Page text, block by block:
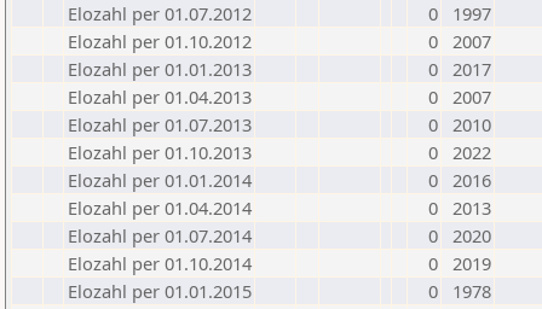
Elozahl per 01.07.2012
0
1997
Elozahl per 01.10.2012
0 2007
Elozahl per 01.01.2013
0 2017
Elozahl per 01.04.2013
0 2007
Elozahl per 01.07.2013
0 2010
Elozahl per 01.10.2013
0 2022
Elozahl per 01.01.2014
0 2016
Elozahl per 01.04.2014
0 2013
Elozahl per 01.07.2014
0 2020
Elozahl per 01.10.2014
0 2019
Elozahl per 01.01.2015
0
1978